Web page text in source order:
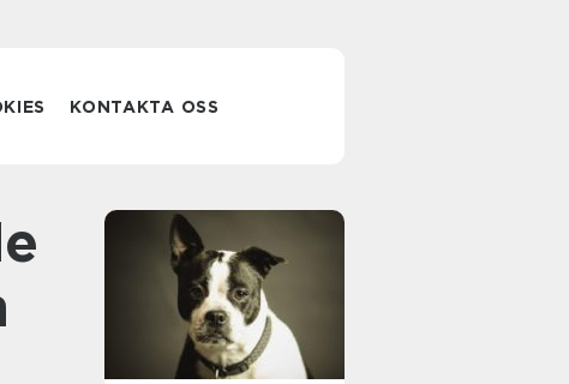
KONTAKTA OSS